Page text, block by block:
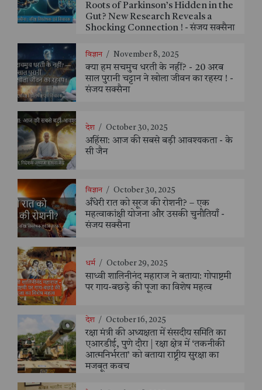
Roots of Parkinson’s Hidden in the
Gut? New Research Reveals a
Shocking Connection ! - संजय सक्सैना
विज्ञान / November 8, 2025
क्या हम सचमुच धरती के नहीं? - 20 अरब
साल पुरानी चट्टान ने खोला जीवन का रहस्य ! -
संजय सक्सैना
देश / October 30, 2025
अहिंसा: आज की सबसे बड़ी आवश्यकता - के
सी जैन
विज्ञान / October 30, 2025
अँधेरी रात को सूरज की रोशनी? – एक
महत्वाकांक्षी योजना और उसकी चुनौतियाँ -
संजय सक्सैना
धर्म / October 29, 2025
साध्वी शालिनीनंद महाराज ने बताया: गोपाष्टमी
पर गाय-बछड़े की पूजा का विशेष महत्व
देश / October 16, 2025
रक्षा मंत्री की अध्यक्षता में संसदीय समिति का
एआरडीई, पुणे दौरा | रक्षा क्षेत्र में ‘तकनीकी
आत्मनिर्भरता’ को बताया राष्ट्रीय सुरक्षा का
मजबूत कवच